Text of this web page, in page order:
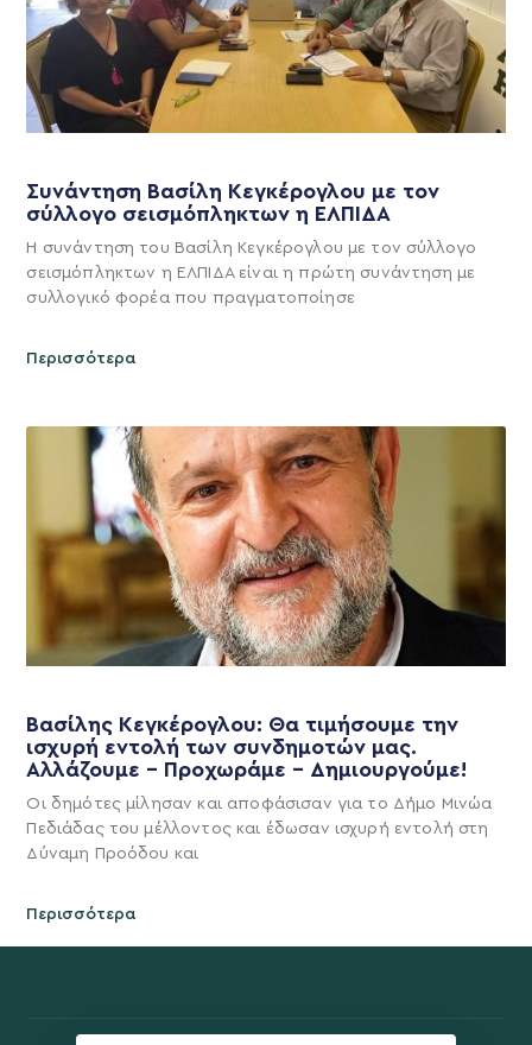
Συνάντηση Βασίλη Κεγκέρογλου με τον
σύλλογο σεισμόπληκτων η ΕΛΠΙΔΑ
Η συνάντηση του Βασίλη Κεγκέρογλου με τον σύλλογο
σεισμόπληκτων η ΕΛΠΙΔΑ είναι η πρώτη συνάντηση με
συλλογικό φορέα που πραγματοποίησε
Περισσότερα
Βασίλης Κεγκέρογλου: Θα τιμήσουμε την
ισχυρή εντολή των συνδημοτών μας.
Αλλάζουμε – Προχωράμε – Δημιουργούμε!
Οι δημότες μίλησαν και αποφάσισαν για το Δήμο Μινώα
Πεδιάδας του μέλλοντος και έδωσαν ισχυρή εντολή στη
Δύναμη Προόδου και
Περισσότερα